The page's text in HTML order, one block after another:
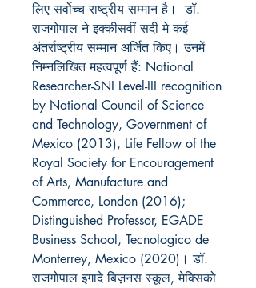
लिए सर्वोच्च राष्ट्रीय सम्मान है।
डॉ.
राजगोपाल ने इक्कीसवीं सदी मे कई
अंतर्राष्ट्रीय सम्मान अर्जित किए। उनमें
निम्नलिखित महत्वपूर्ण हैं: National
Researcher-SNI Level-III recognition
by National Council of Science
and Technology, Government of
Mexico (2013), Life Fellow of the
Royal Society for Encouragement
of Arts, Manufacture and
Commerce, London (2016);
Distinguished Professor, EGADE
Business School, Tecnologico de
Monterrey, Mexico (2020)। डॉ.
राजगोपाल इगादे बिज़नस स्कूल,मेक्सिको